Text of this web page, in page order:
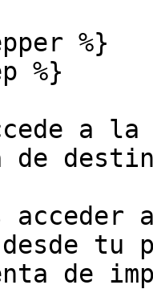
%}
%}
a
de
tu
de